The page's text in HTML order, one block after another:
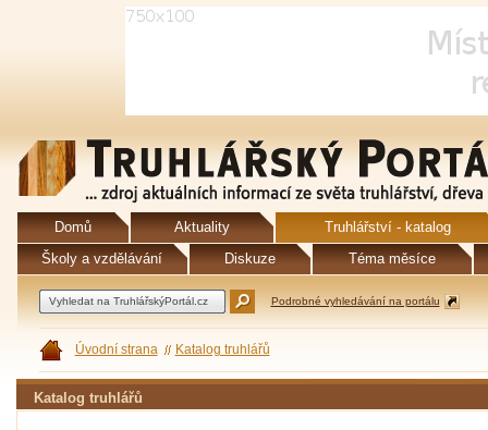
Domů Aktuality
Truhlářství - katalog
Školy a vzdělávání
Diskuze Téma měsíce
Podrobné vyhledávání na portálu
Úvodní strana Katalog truhlářů
Katalog truhlářů